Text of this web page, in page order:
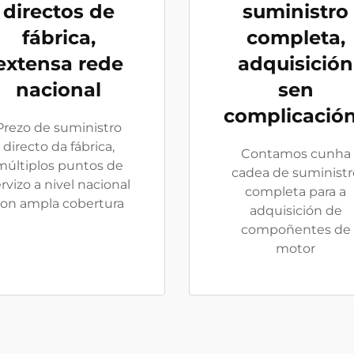
directos de
fábrica,
rede
nacional
de suministro
directo da fábrica,
puntos de
a nivel nacional
ampla cobertura
suministro
completa,
adquisición
sen
Contamos cunha
cadea de
completa para a
adquisición de
compoñentes de
motor